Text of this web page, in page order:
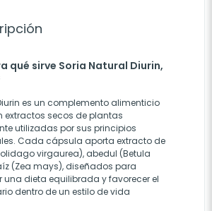
qué sirve Soria Natural Diurin,
es un complemento alimenticio
extractos secos de plantas
utilizadas por sus principios
Cada cápsula aporta extracto de
virgaurea), abedul (Betula
(Zea mays), diseñados para
una dieta equilibrada y favorecer el
dentro de un estilo de vida